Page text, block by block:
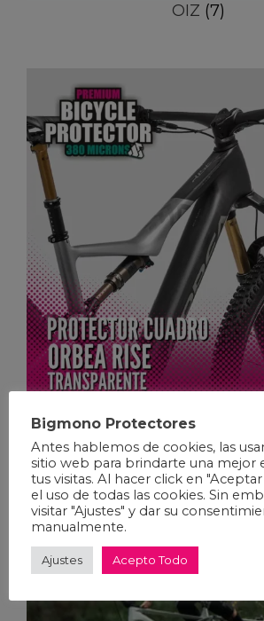
OIZ (7)
RISE
Bigmono Protectores
Antes hablemos de cookies, las
sitio web para brindarte una mejor
tus visitas. Al hacer click en
el uso de todas las cookies. Sin
visitar "Ajustes" y dar su
manualmente.
Ajustes Acepto Todo